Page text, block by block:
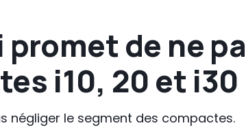
promet de ne
i10, 20 et i30
négliger le segment des compactes.